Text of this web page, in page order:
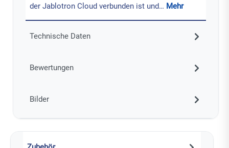
der Jablotron Cloud verbunden ist und… Mehr
Technische Daten
Bewertungen
Bilder